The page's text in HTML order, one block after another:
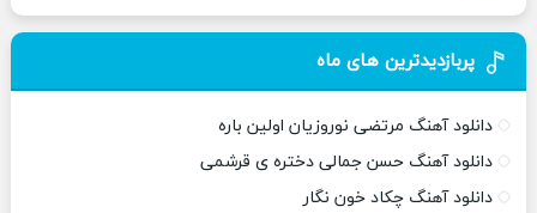
پربازدیدترین های ماه
دانلود آهنگ مرتضی نوروزیان اولین باره
دانلود آهنگ حسن جمالی دختره ی قرشمی
دانلود آهنگ چکاد خون نگار